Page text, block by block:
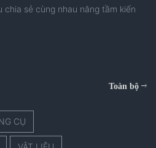
chia sẻ cùng nhau nâng tầm kiến
Toàn bộ
CỤ